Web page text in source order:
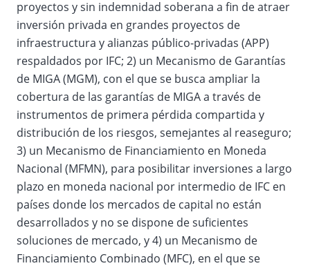
proyectos y sin indemnidad soberana a fin de atraer
inversión privada en grandes proyectos de
infraestructura y alianzas público-privadas (APP)
respaldados por IFC; 2) un Mecanismo de Garantías
de MIGA (MGM), con el que se busca ampliar la
cobertura de las garantías de MIGA a través de
instrumentos de primera pérdida compartida y
distribución de los riesgos, semejantes al reaseguro;
3) un Mecanismo de Financiamiento en Moneda
Nacional (MFMN), para posibilitar inversiones a largo
plazo en moneda nacional por intermedio de IFC en
países donde los mercados de capital no están
desarrollados y no se dispone de suficientes
soluciones de mercado, y 4) un Mecanismo de
Financiamiento Combinado (MFC), en el que se